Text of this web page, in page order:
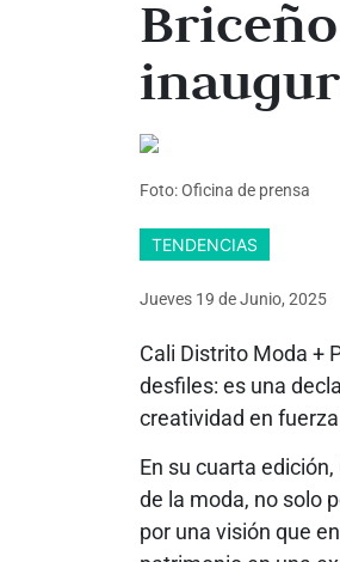
Foto: Oficina de prensa
TENDENCIAS
Jueves 19 deJunio, 2025
Cali Distrito Moda +
desfiles: es una
creatividad en
En su cuarta
de la moda, no solo
por una visión que